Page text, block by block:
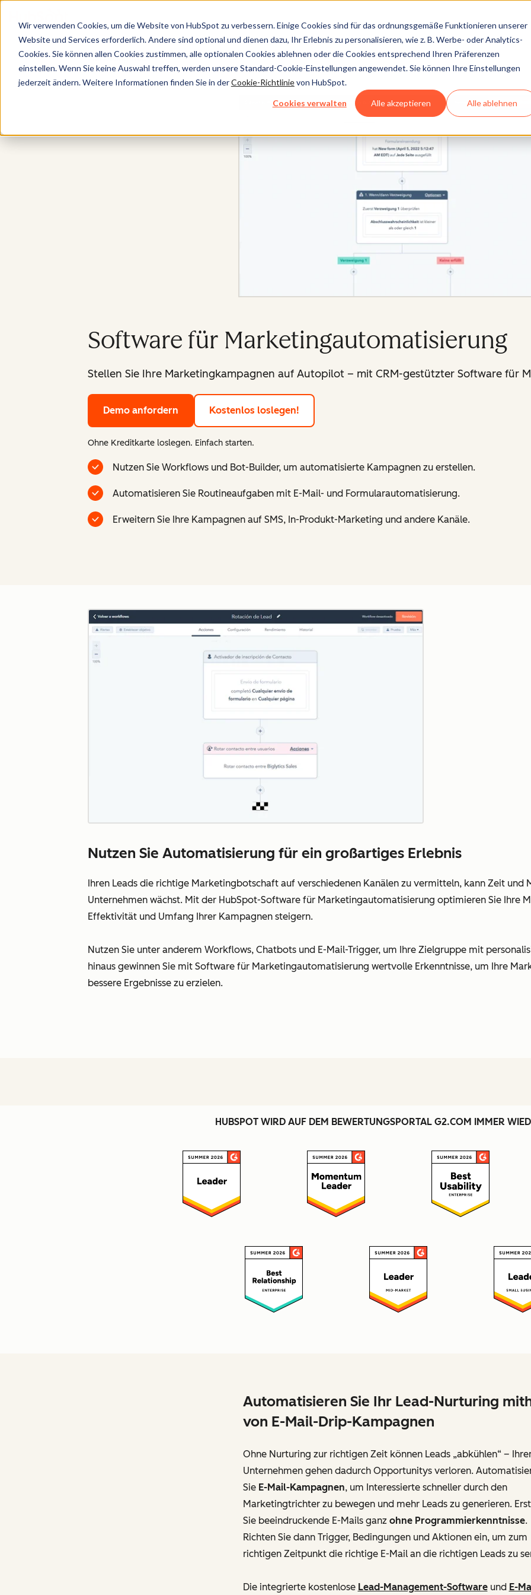
Wir verwenden Cookies, um die Website von HubSpot zu verbessern. Einige Cookies sind für das ordnungsgemäße Funktionieren unserer
Website und Services erforderlich. Andere sind optional und dienen dazu, Ihr Erlebnis zu personalisieren, wie z. B. Werbe- oder Analytics-
Cookies. Sie können allen Cookies zustimmen, alle optionalen Cookies ablehnen oder die Cookies entsprechend Ihren Präferenzen
einstellen. Wenn Sie keine Auswahl treffen, werden unsere Standard-Cookie-Einstellungen angewendet. Sie können Ihre Einstellungen
jederzeit ändern. Weitere Informationen finden Sie in derCookie-Richtlinievon HubSpot.
Cookies verwalten Alle akzeptieren Alle ablehnen
Marketing Hub
Software für Marketingautomatisierung
Stellen Sie Ihre Marketingkampagnen auf Autopilot – mit CRM-gestützter Software für
Demo anfordern Kostenlos loslegen!
Ohne Kreditkarte loslegen. Einfach starten.
Nutzen Sie Workflows und Bot-Builder, um automatisierte Kampagnen zu erstellen.
Automatisieren Sie Routineaufgaben mit E-Mail- und Formularautomatisierung.
Erweitern Sie Ihre Kampagnen auf SMS, In-Produkt-Marketing und andere Kanäle.
Nutzen Sie Automatisierung für ein großartiges Erlebnis
Ihren Leads die richtige Marketingbotschaft auf verschiedenen Kanälen zu vermitteln, kann Zeit und
Unternehmen wächst. Mit der HubSpot-Software für Marketingautomatisierung optimieren Sie Ihre
Effektivität und Umfang Ihrer Kampagnen steigern.
Nutzen Sie unter anderem Workflows, Chatbots und E-Mail-Trigger, um Ihre Zielgruppe mit
hinaus gewinnen Sie mit Software für Marketingautomatisierung wertvolle Erkenntnisse, um Ihre
bessere Ergebnisse zu erzielen.
HUBSPOT WIRD AUF DEM BEWERTUNGSPORTAL G2.COM IMMER
Automatisieren Sie Ihr Lead-Nurturing
von E-Mail-Drip-Kampagnen
Ohne Nurturing zur richtigen Zeit können Leads „abkühlen“ –
Unternehmen gehen dadurch Opportunitys verloren.
Sie E-Mail-Kampagnen, um Interessierte schneller durch den
Marketingtrichter zu bewegen und mehr Leads zu generieren.
Sie beeindruckende E-Mails ganz ohne Programmierkenntnisse.
Richten Sie dann Trigger, Bedingungen und Aktionen ein, um zum
richtigen Zeitpunkt die richtige E-Mail an die richtigen Leads zu
Die integrierte kostenlose Lead-Management-Softwareund E-